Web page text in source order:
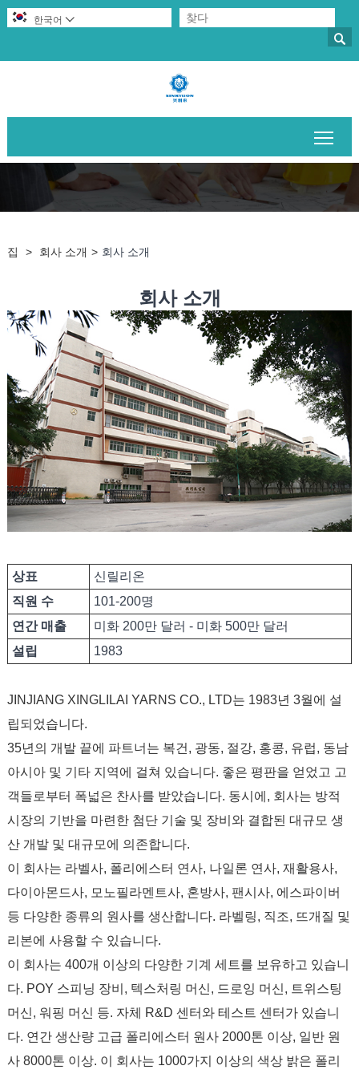

한국어 
집 > 회사 소개 > 회사 소개
회사 소개
상표
신릴리온
직원 수
101-200명
연간 매출
미화 200만 달러 - 미화 500만 달러
설립
1983
JINJIANG XINGLILAI YARNS CO., LTD는 1983년 3월에 설
립되었습니다.
35년의 개발 끝에 파트너는 복건, 광동, 절강, 홍콩, 유럽, 동남
아시아 및 기타 지역에 걸쳐 있습니다. 좋은 평판을 얻었고 고
객들로부터 폭넓은 찬사를 받았습니다. 동시에, 회사는 방적
시장의 기반을 마련한 첨단 기술 및 장비와 결합된 대규모 생
산 개발 및 대규모에 의존합니다.
이 회사는 라벨사, 폴리에스터 연사, 나일론 연사, 재활용사,
다이아몬드사, 모노필라멘트사, 혼방사, 팬시사, 에스파이버
등 다양한 종류의 원사를 생산합니다. 라벨링, 직조, 뜨개질 및
리본에 사용할 수 있습니다.
이 회사는 400개 이상의 다양한 기계 세트를 보유하고 있습니
다. POY 스피닝 장비, 텍스처링 머신, 드로잉 머신, 트위스팅
머신, 워핑 머신 등. 자체 R&D 센터와 테스트 센터가 있습니
다. 연간 생산량 고급 폴리에스터 원사 2000톤 이상, 일반 원
사 8000톤 이상. 이 회사는 1000가지 이상의 색상 밝은 폴리